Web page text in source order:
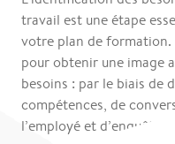
travail est une étape
votre plan de
pour obtenir une image
besoins : par le biais de
compétences, de
l’employé et d’enquêtes